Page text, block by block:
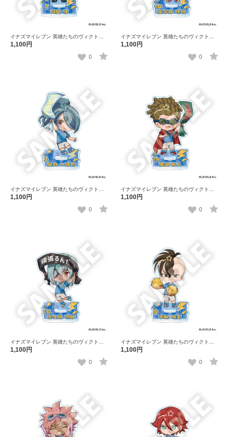
イナズマイレブン 英雄たちのヴィクトリ
ーロード フレフレンズアクリルスタンド
1,100円
0
イナズマイレブン 英雄たちのヴィクトリ
ーロード フレフレンズアクリルスタンド
1,100円
0
イナズマイレブン 英雄たちのヴィクトリ
ーロード フレフレンズアクリルスタンド
1,100円
0
イナズマイレブン 英雄たちのヴィクトリ
ーロード フレフレンズアクリルスタンド
1,100円
0
イナズマイレブン 英雄たちのヴィクトリ
ーロード フレフレンズアクリルスタンド
1,100円
0
イナズマイレブン 英雄たちのヴィクトリ
ーロード フレフレンズアクリルスタンド
1,100円
0